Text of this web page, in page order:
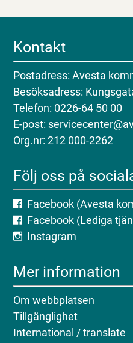
Kontakt
Postadress: Avesta
Besöksadress:
Telefon: 0226-64 50 00
E-post:
Org.nr: 212 000-2262
Följ oss på
Facebook (Avesta
Facebook (Lediga
Instagram
Mer information
Om webbplatsen
Tillgänglighet
International / translate